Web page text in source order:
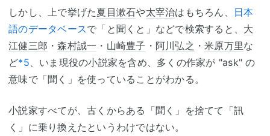
しかし、上で挙げた夏目漱石や太宰治はもちろん、
日本
語のデータベースで「と聞くと」などで検索すると、 大
江健三郎 ・森村誠一 ・ 山崎豊子 ・ 阿川弘之 ・ 米原万里な
ど*5、いま現役の小説家を含め、多くの作家が "ask" の
意味で「聞く」を使っていることがわかる。
小説家すべてが、古くからある「聞く」を捨てて「訊
く」に乗り換えたというわけではない。